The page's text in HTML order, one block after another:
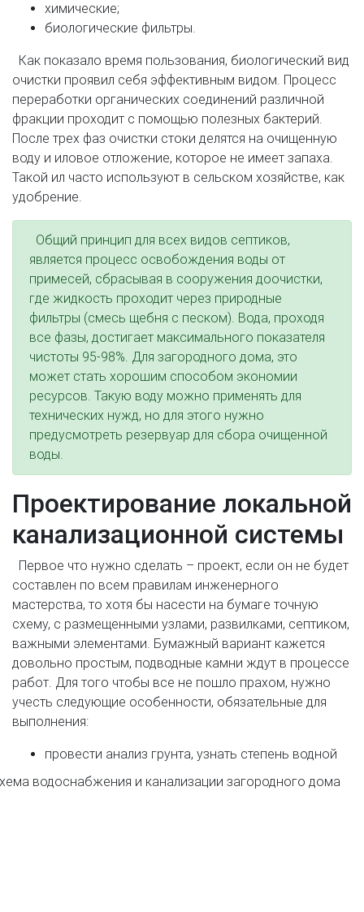
химические;
биологические фильтры.
Как показало время пользования, биологический вид
очистки проявил себя эффективным видом. Процесс
переработки органических соединений различной
фракции проходит с помощью полезных бактерий.
После трех фаз очистки стоки делятся на очищенную
воду и иловое отложение, которое не имеет запаха.
Такой ил часто используют в сельском хозяйстве, как
удобрение.
Общий принцип для всех видов септиков,
является процесс освобождения воды от
примесей, сбрасывая в сооружения доочистки,
где жидкость проходит через природные
фильтры (смесь щебня с песком). Вода, проходя
все фазы, достигает максимального показателя
чистоты 95-98%. Для загородного дома, это
может стать хорошим способом экономии
ресурсов. Такую воду можно применять для
технических нужд, но для этого нужно
предусмотреть резервуар для сбора очищенной
воды.
Проектирование локальной
канализационной системы
Первое что нужно сделать – проект, если он не будет
составлен по всем правилам инженерного
мастерства, то хотя бы насести на бумаге точную
схему, с размещенными узлами, развилками, септиком,
важными элементами. Бумажный вариант кажется
довольно простым, подводные камни ждут в процессе
работ. Для того чтобы все не пошло прахом, нужно
учесть следующие особенности, обязательные для
выполнения:
провести анализ грунта, узнать степень водной